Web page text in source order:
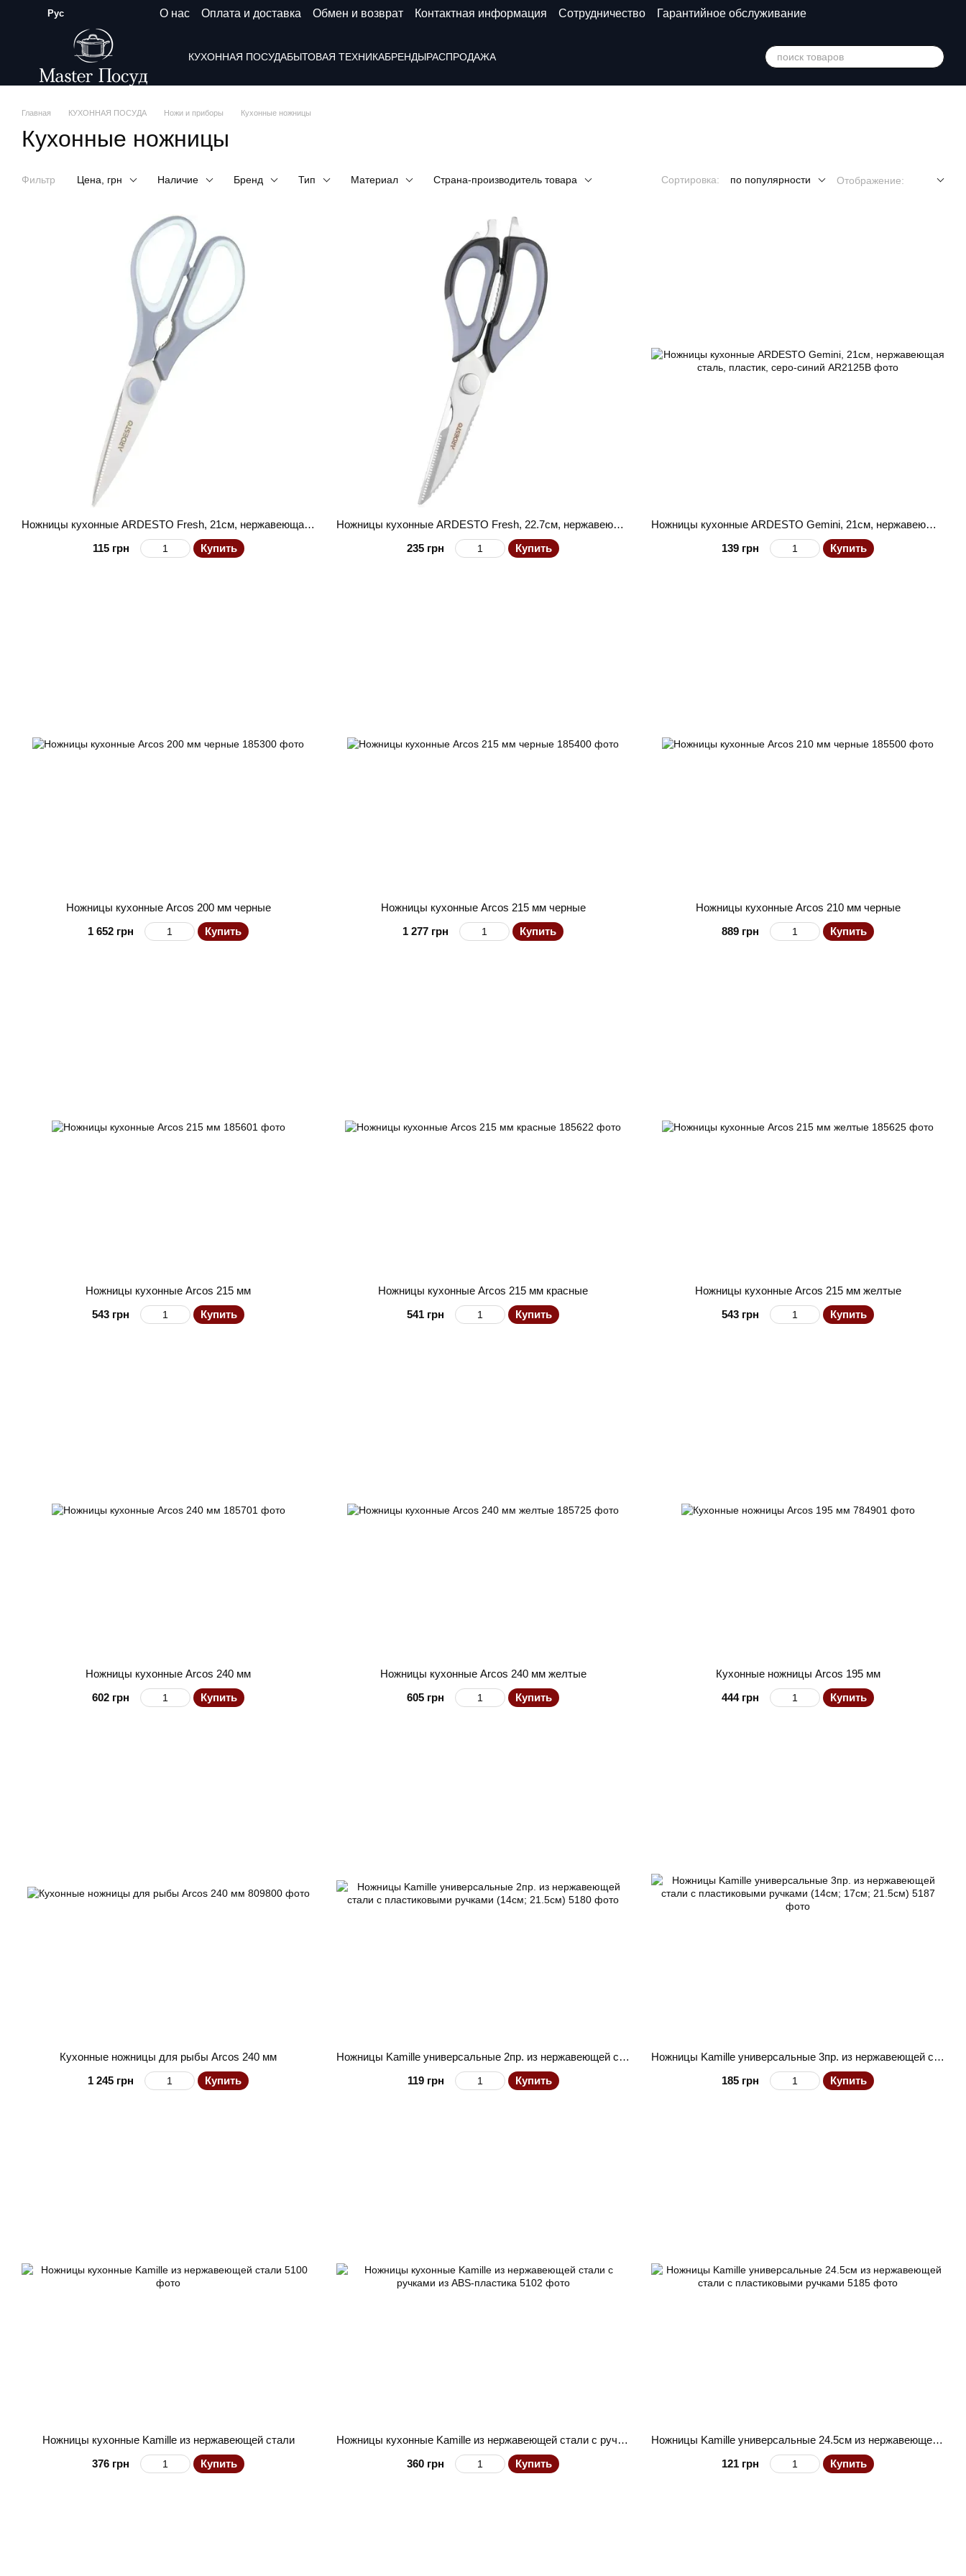
Перейти к основному контенту
Рус О нас Оплата и доставка Обмен и возврат Контактная информация Сотрудничество Гарантийное обслуживание
КУХОННАЯ ПОСУДАБЫТОВАЯ ТЕХНИКАБРЕНДЫРАСПРОДАЖА
Главная КУХОННАЯ ПОСУДА Ножи и приборы Кухонные ножницы
Кухонные ножницы
Фильтр Цена, грн Наличие Бренд Тип Материал Страна-производитель товара Сортировка: по популярности Отображение:
Ножницы кухонные ARDESTO Fresh, 21см, нержавеющая сталь, пластик, серо-голубой
115 грн
Купить
Ножницы кухонные ARDESTO Fresh, 22.7см, нержавеющая сталь, пластик, серо-черный
235 грн
Купить
Ножницы кухонные ARDESTO Gemini, 21см, нержавеющая сталь, пластик, серо-синий
139 грн
Купить
Ножницы кухонные Arcos 200 мм черные
1 652 грн
Купить
Ножницы кухонные Arcos 215 мм черные
1 277 грн
Купить
Ножницы кухонные Arcos 210 мм черные
889 грн
Купить
Ножницы кухонные Arcos 215 мм
543 грн
Купить
Ножницы кухонные Arcos 215 мм красные
541 грн
Купить
Ножницы кухонные Arcos 215 мм желтые
543 грн
Купить
Ножницы кухонные Arcos 240 мм
602 грн
Купить
Ножницы кухонные Arcos 240 мм желтые
605 грн
Купить
Кухонные ножницы Arcos 195 мм
444 грн
Купить
Кухонные ножницы для рыбы Arcos 240 мм
1 245 грн
Купить
Ножницы Kamille универсальные 2пр. из нержавеющей стали с пластиковыми ручками (14см; 21.5см)
119 грн
Купить
Ножницы Kamille универсальные 3пр. из нержавеющей стали с пластиковыми ручками (14см; 17см; 21.5см)
185 грн
Купить
Ножницы кухонные Kamille из нержавеющей стали
376 грн
Купить
Ножницы кухонные Kamille из нержавеющей стали с ручками из ABS-пластика
360 грн
Купить
Ножницы Kamille универсальные 24.5см из нержавеющей стали с пластиковыми ручками
121 грн
Купить